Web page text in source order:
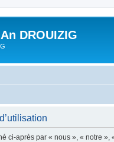
DROUIZIG
ci-après par « nous », « notre